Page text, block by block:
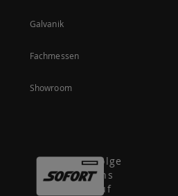
Galvanik
Fachmessen
Showroom
Folge
uns
auf